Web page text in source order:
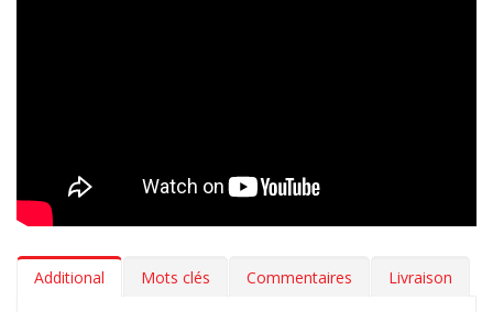
sieges 05.2006-08.2015. Vous pouvez, par ailleurs, décider
d’ajouter gratuitement, une talonnette, pour protéger la zone la
plus exposée à l’usure.
Additional Mots clés Commentaires Livraison